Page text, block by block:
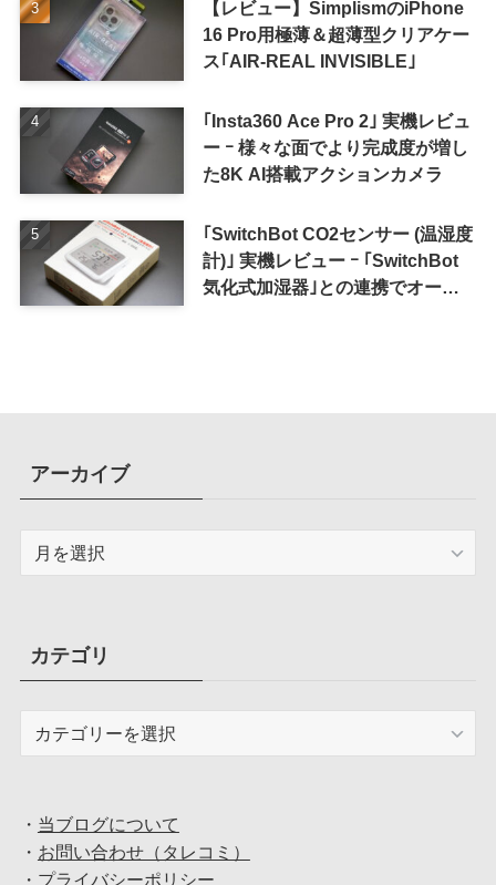
【レビュー】SimplismのiPhone
16 Pro用極薄＆超薄型クリアケー
ス｢AIR-REAL INVISIBLE｣
｢Insta360 Ace Pro 2｣ 実機レビュ
ー ｰ 様々な面でより完成度が増し
た8K AI搭載アクションカメラ
｢SwitchBot CO2センサー (温湿度
計)｣ 実機レビュー ｰ ｢SwitchBot
気化式加湿器｣との連携でオート
アーカイブ
ブカテゴリ
・ 当ブログについて
・ お問い合わせ（タレコミ）
・ プライバシーポリシー